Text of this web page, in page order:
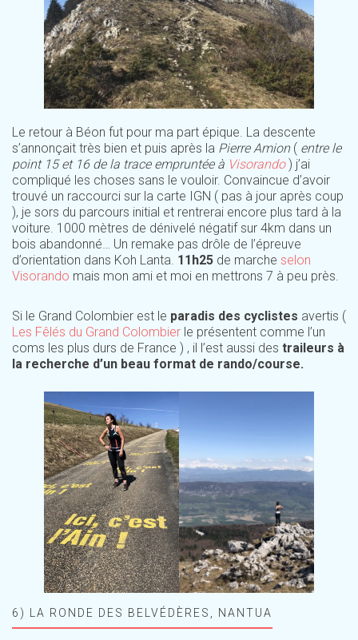
Le retour à Béon fut pour ma part épique. La descente
s’annonçait très bien et puis après la Pierre Amion( entre le
point 15 et 16 de la trace empruntée à Visorando) j’ai
compliqué les choses sans le vouloir. Convaincue d’avoir
trouvé un raccourci sur la carte IGN ( pas à jour après coup
), je sors du parcours initial et rentrerai encore plus tard à la
voiture. 1000 mètres de dénivelé négatif sur 4km dans un
bois abandonné… Un remake pas drôle de l’épreuve
d’orientation dans Koh Lanta. 11h25 de marche selon
Visorando mais mon ami et moi en mettrons 7 à peu près.
Si le Grand Colombier est le paradis des cyclistes avertis (
Les Fêlés du Grand Colombier le présentent comme l’un
coms les plus durs de France ) , il l’est aussi des traileurs à
la recherche d’un beau format de rando/course.
6) LA RONDE DES BELVÉDÈRES, NANTUA